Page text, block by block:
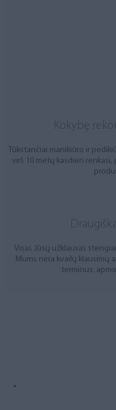
Kokybę
Tūkstančiai manikiūro ir
virš 10 metų kasdien
Visas Jūsų užklausas
Mums nėra kvailų klausimų
terminus,